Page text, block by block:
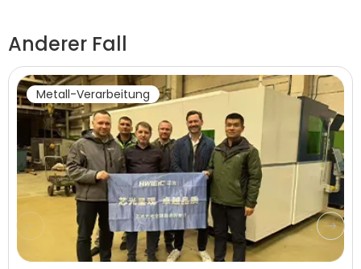
Anderer Fall
Metall-Verarbeitung